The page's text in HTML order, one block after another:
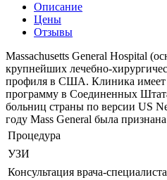
Описание
Цены
Отзывы
Massachusetts General Hospital
крупнейших лечебно-
профиля в США. Клиника имеет
программу в Соединенных
больниц страны по версии US
году Mass General была
Процедура
УЗИ
Консультация врача-специалиста